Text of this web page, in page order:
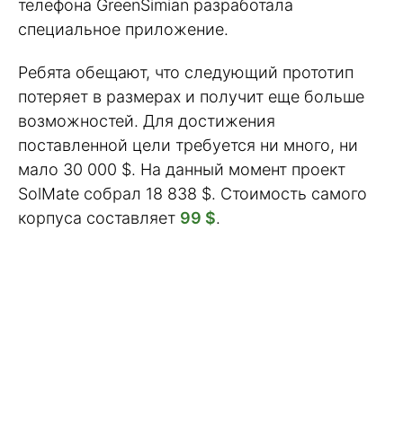
телефона GreenSimian разработала
специальное приложение.
Ребята обещают, что следующий прототип
потеряет в размерах и получит еще больше
возможностей. Для достижения
поставленной цели требуется ни много, ни
мало 30 000 $. На данный момент проект
SolMate собрал 18 838 $. Стоимость самого
корпуса составляет 99 $.